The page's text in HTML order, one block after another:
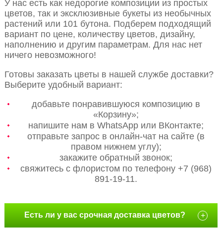
У нас есть как недорогие композиции из простых
цветов, так и эксклюзивные букеты из необычных
растений или 101 бутона. Подберем подходящий
вариант по цене, количеству цветов, дизайну,
наполнению и другим параметрам. Для нас нет
ничего невозможного!
Готовы заказать цветы в нашей службе доставки?
Выберите удобный вариант:
добавьте понравившуюся композицию в
«Корзину»;
напишите нам в WhatsApp или ВКонтакте;
отправьте запрос в онлайн-чат на сайте (в
правом нижнем углу);
закажите обратный звонок;
свяжитесь с флористом по телефону +7 (968)
891-19-11.
Есть ли у вас срочная доставка цветов? +